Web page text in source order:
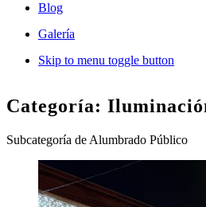
Blog
Galería
Skip to menu toggle button
Categoría:
Subcategoría de Alumbrado Público